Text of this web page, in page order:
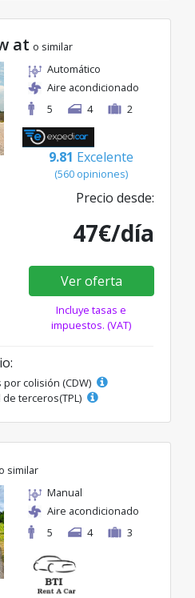
at o similar
Automático
Aire acondicionado
5
4 2
9.81 Excelente
(560 opiniones)
Precio desde:
47€/día
Ver oferta
Incluye tasas e
impuestos. (VAT)
colisión (CDW)
terceros(TPL)
o similar
Manual
Aire acondicionado
5
4 3